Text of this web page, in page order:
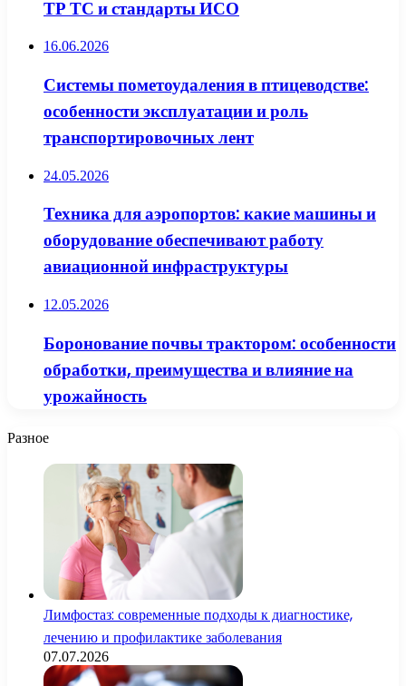
ТР ТС и стандарты ИСО
16.06.2026
Системы пометоудаления в птицеводстве:
особенности эксплуатации и роль
транспортировочных лент
24.05.2026
Техника для аэропортов: какие машины и
оборудование обеспечивают работу
авиационной инфраструктуры
12.05.2026
Боронование почвы трактором: особенности
обработки, преимущества и влияние на
урожайность
Разное
Лимфостаз: современные подходы к диагностике,
лечению и профилактике заболевания
07.07.2026